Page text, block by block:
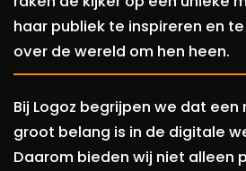
haar publiek te inspireren en
over de wereld om hen heen.
Bij Logoz begrijpen we dat
groot belang is in de digitale
Daarom bieden wij niet alleen